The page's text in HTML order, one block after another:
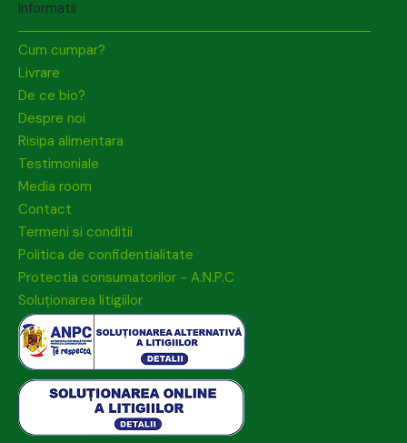
Informatii
Cum cumpar?
Livrare
De ce bio?
Despre noi
Risipa alimentara
Testimoniale
Media room
Contact
Termeni si conditii
Politica de confidentialitate
Protectia consumatorilor - A.N.P.C
Soluționarea litigiilor